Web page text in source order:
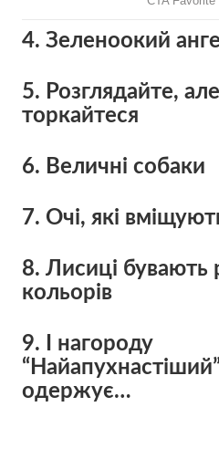
4. Зеленоокий
5. Розглядайте,
торкайтеся
6. Величні собаки
7. Очі, які
8. Лисиці бувають
кольорів
9. І нагороду
одержує…